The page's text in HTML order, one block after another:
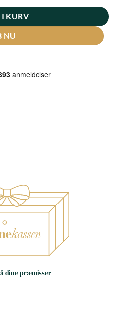
KURV
NU
dine præmisser
frem for